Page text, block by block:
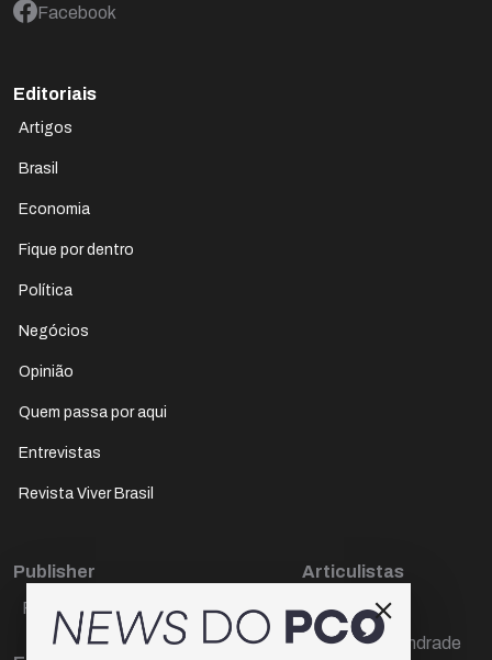
Facebook
Editoriais
Artigos
Brasil
Economia
Fique por dentro
Política
Negócios
Opinião
Quem passa por aqui
Entrevistas
Revista Viver Brasil
Publisher
Paulo Cesar de Oliveira
Articulistas
Décio Freire
Dr Marcos Andrade